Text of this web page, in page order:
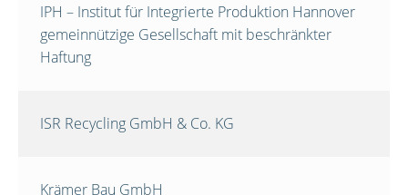
IPH – Institut für Integrierte Produktion Hannover
gemeinnützige Gesellschaft mit beschränkter
Haftung
ISR Recycling GmbH & Co. KG
Krämer Bau GmbH